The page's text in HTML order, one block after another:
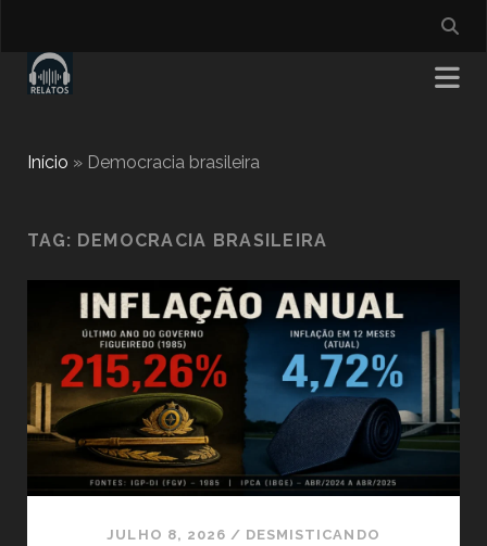
Início » Democracia brasileira
TAG: DEMOCRACIA BRASILEIRA
JULHO 8, 2026 / DESMISTICANDO